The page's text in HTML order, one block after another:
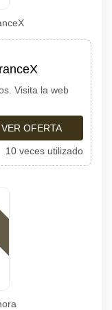
Visita la web
VER OFERTA
10 veces utilizado